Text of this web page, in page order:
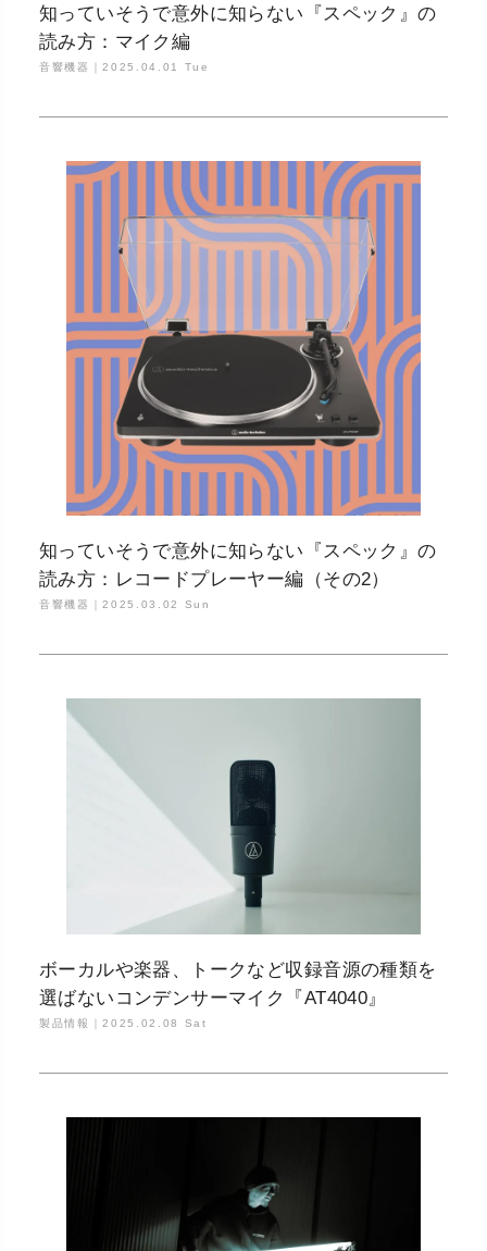
知っていそうで意外に知らない『スペック』の
読み方：マイク編
音響機器｜2025.04.01 Tue
知っていそうで意外に知らない『スペック』の
読み方：レコードプレーヤー編（その2）
音響機器｜2025.03.02 Sun
ボーカルや楽器、トークなど収録音源の種類を
選ばないコンデンサーマイク『AT4040』
製品情報｜2025.02.08 Sat